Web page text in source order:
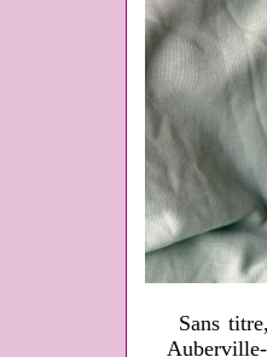
Sans